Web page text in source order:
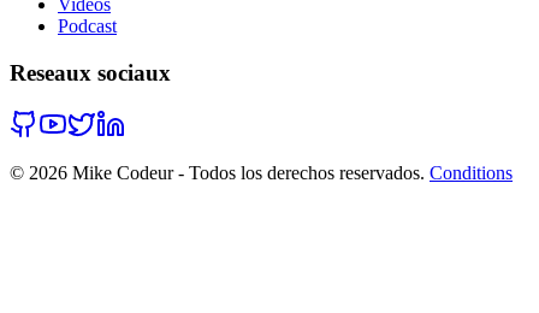
Videos
Podcast
Reseaux sociaux
© 2026 Mike Codeur - Todos los derechos reservados. Conditions